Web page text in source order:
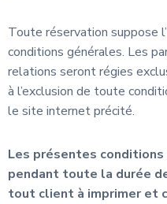
Toute réservation suppose
conditions générales. Les
relations seront régies
à l’exclusion de toute
le site internet précité.
Les présentes
pendant toute la durée
tout client à imprimer et